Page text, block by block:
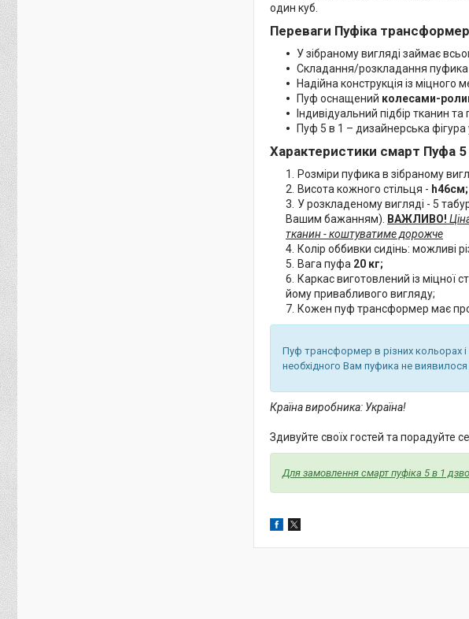
один куб.
Переваги Пуфіка
У зібраному вигляді займає
Складання/розкладання пуфика
Надійна конструкція із міцного
Пуф оснащений колесами-
Індивідуальний підбір тканин
Пуф 5 в 1 – дизайнерська фігура
Характеристики смарт Пуфа 5
Розміри пуфика в зібраному
Висота кожного стільця - h46см;
У розкладеному вигляді - 5
Вашим бажанням).
ВАЖЛИВО!
тканин - коштуватиме дорожче
Колір оббивки сидінь: можливі
Вага пуфа 20 кг;
Каркас виготовлений із
йому привабливого вигляду;
Кожен пуф трансформер має
Пуф трансформер в різних кольорах
необхідного Вам пуфика не
Країна виробника: Україна!
Здивуйте своїх гостей та порадуйте
Для замовлення смарт пуфіка 5 в 1